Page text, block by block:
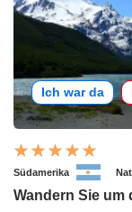
Ich war da
Südamerika
Wandern Sie um